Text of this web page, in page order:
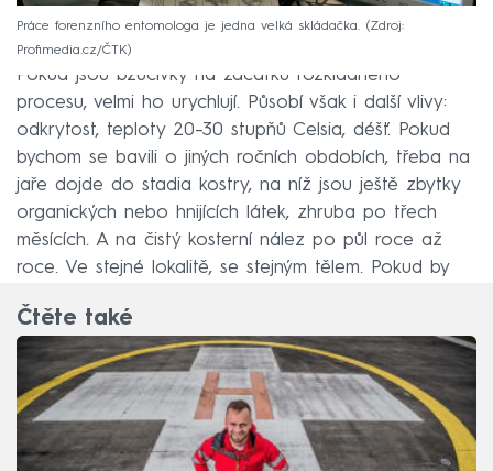
Práce forenzního entomologa je jedna velká skládačka.
Zdroj:
Profimedia.cz/ČTK
Pokud jsou bzučivky na začátku rozkladného
procesu, velmi ho urychlují. Působí však i další vlivy:
odkrytost, teploty 20–⁠30 stupňů Celsia, déšť. Pokud
bychom se bavili o jiných ročních obdobích, třeba na
jaře dojde do stadia kostry, na níž jsou ještě zbytky
organických nebo hnijících látek, zhruba po třech
měsících. A na čistý kosterní nález po půl roce až
roce. Ve stejné lokalitě, se stejným tělem. Pokud by
Čtěte také